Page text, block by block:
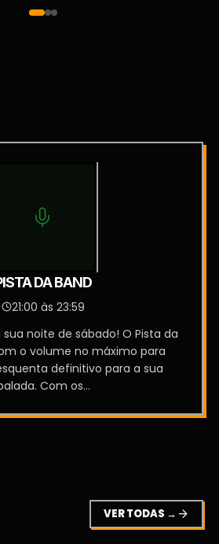
DA BAND
21:00 às 23:59
noite de sábado! O Pista da
o volume no máximo para
definitivo para a sua
Com os...
VER TODAS → arrow_forward